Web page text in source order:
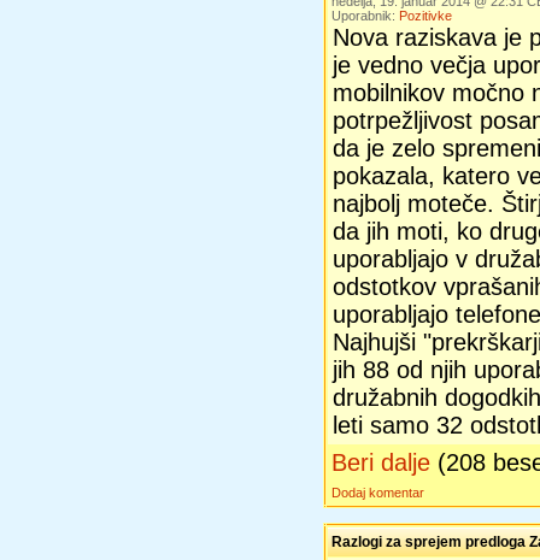
Uporabnik: Pozitivke
Nova raziskava je
je vedno večja
mobilnikov močno
potrpežljivost
da je zelo
pokazala, katero
najbolj moteče.
da jih moti, ko
uporabljajo v
odstotkov
uporabljajo
Najhujši
jih 88 od njih
družabnih
leti samo 32
Beri dalje (208
Dodaj komentar
Razlogi za sprejem predloga